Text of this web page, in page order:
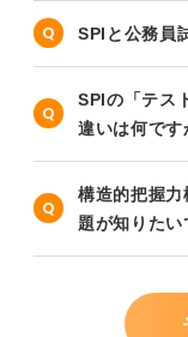
SPIと公務員
SPIの「テス
違いは何です
構造的把握
題が知りたい